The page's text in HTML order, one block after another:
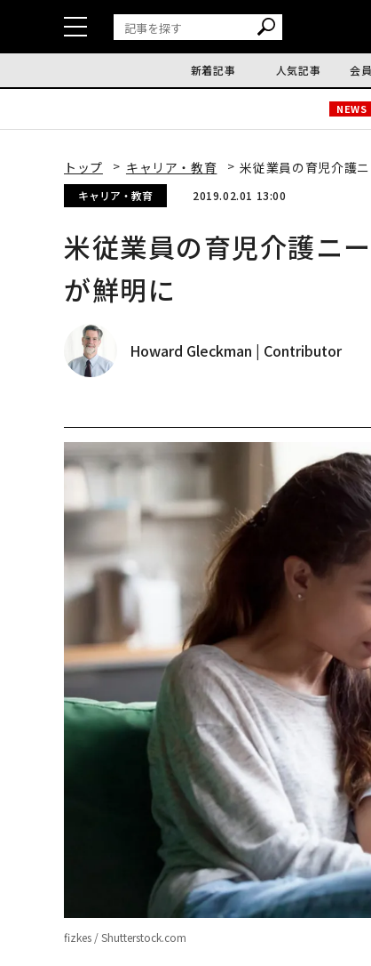
新着記事 人気記事 会
NEWS
トップ キャリア・教育 米従業員の育児介護
キャリア・教育 2019.02.01 13:00
米従業員の育児介護ニ
が鮮明に
Howard Gleckman | Contributor
fizkes / Shutterstock.com